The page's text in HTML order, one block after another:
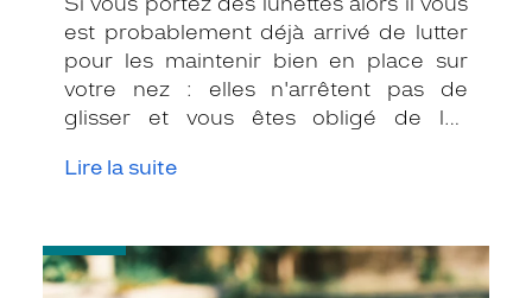
est probablement déjà arrivé de lutter
pour les maintenir bien en place sur
votre nez : elles n'arrêtent pas de
glisser et vous êtes obligé de les
prendre pour en finir avec ce problème
remédier à votre problème de lunettes
qui glissent.
Lire la suite
-
J’ai